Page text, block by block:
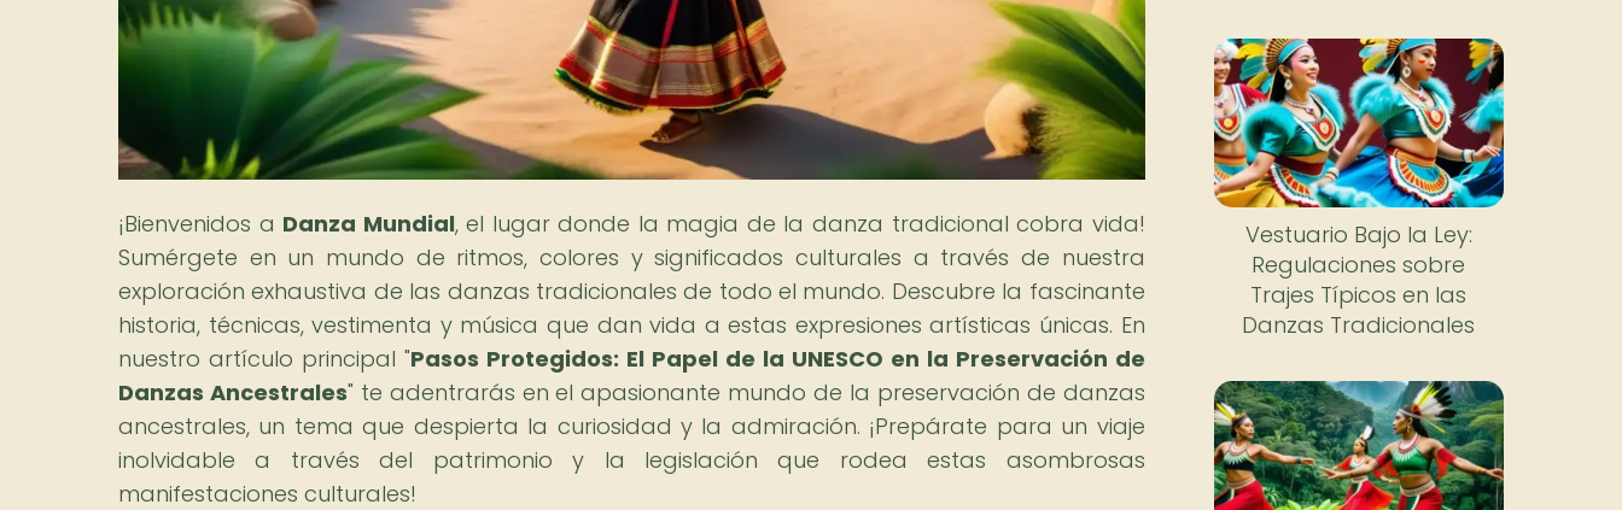
¡Bienvenidos a Danza Mundial, el lugar donde la magia de la danza tradicional cobra vida!
Sumérgete en un mundo de ritmos, colores y significados culturales a través de nuestra
exploración exhaustiva de las danzas tradicionales de todo el mundo. Descubre la fascinante
historia, técnicas, vestimenta y música que dan vida a estas expresiones artísticas únicas. En
nuestro artículo principal "Pasos Protegidos: El Papel de la UNESCO en la Preservación de
Danzas Ancestrales" te adentrarás en el apasionante mundo de la preservación de danzas
ancestrales, un tema que despierta la curiosidad y la admiración. ¡Prepárate para un viaje
inolvidable a través del patrimonio y la legislación que rodea estas asombrosas
manifestaciones culturales!
Vestuario Bajo la Ley:
Regulaciones sobre
Trajes Típicos en las
Danzas Tradicionales